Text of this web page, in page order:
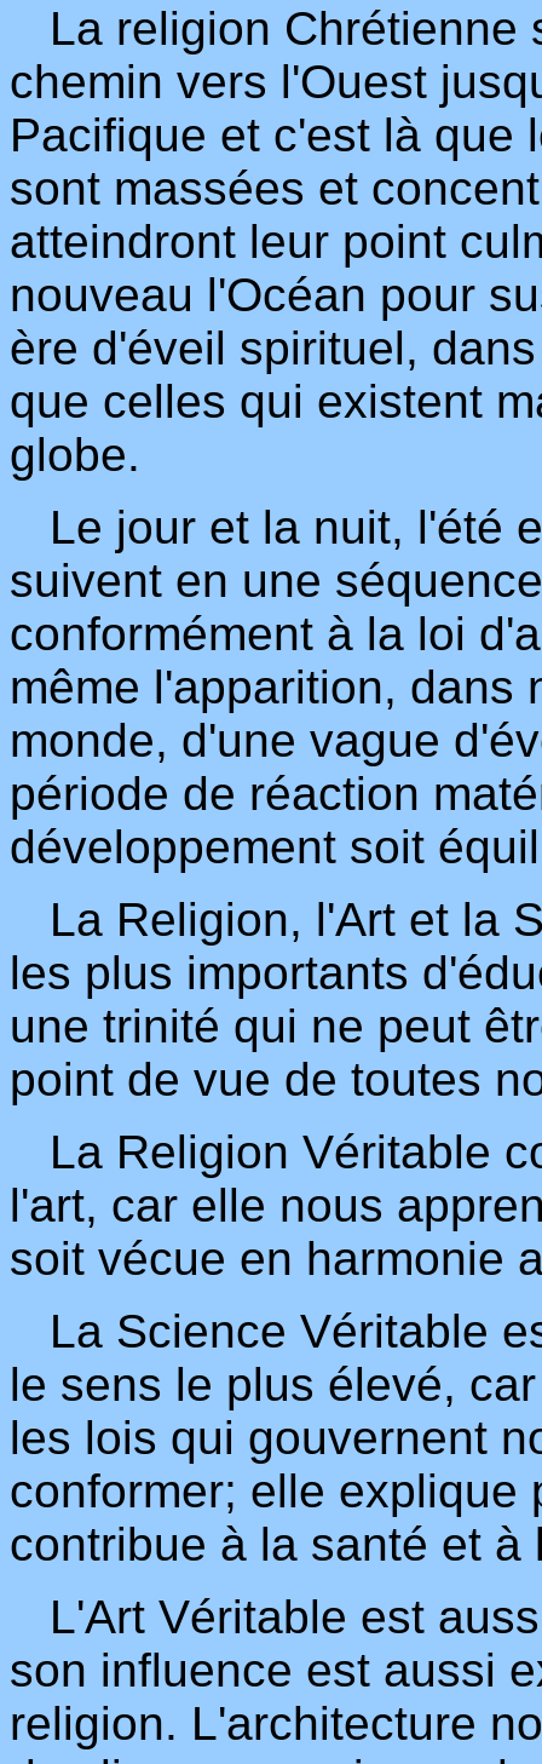
La religion Chrétienne
chemin vers l'Ouest
Pacifique et c'est là que
sont massées et
atteindront leur point
nouveau l'Océan pour
ère d'éveil spirituel,
que celles qui existent
globe.
Le jour et la nuit, l'été
suivent en une
conformément à la loi
même l'apparition, dans
monde, d'une vague
période de réaction
développement soit
La Religion, l'Art et la
les plus importants
une trinité qui ne peut
point de vue de toutes
La Religion Véritable
l'art, car elle nous
soit vécue en harmonie
La Science Véritable
le sens le plus élevé,
les lois qui gouvernent
conformer; elle explique
contribue à la santé et à
L'Art Véritable est
son influence est aussi
religion. L'architecture